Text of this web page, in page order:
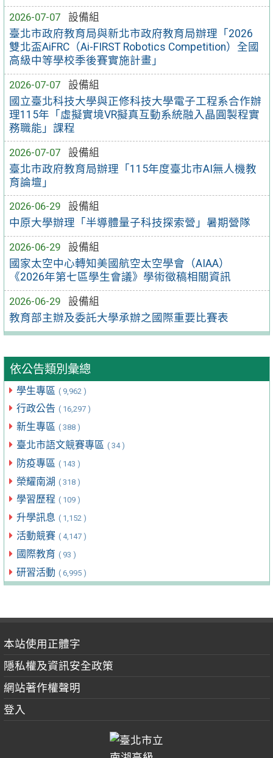
2026-07-07
設備組
臺北市政府教育局與新北市政府教育局辦理「2026
雙北盃AiFRC（Ai-FIRST Robotics Competition）全國
高級中等學校季後賽實施計畫」
2026-07-07
設備組
國立臺北科技大學與正修科技大學電子工程系合作辦
理115年「虛擬實境VR擬真互動系統融入晶圓製程實
務職能」課程
2026-07-07
設備組
臺北市政府教育局辦理「115年度臺北市AI無人機教
育論壇」
2026-06-29
設備組
中原大學辦理「半導體量子科技探索營」暑期營隊
2026-06-29
設備組
國家太空中心轉知美國航空太空學會（AIAA）
《2026年第七區學生會議》學術徵稿相關資訊
2026-06-29
設備組
教育部主辦及委託大學承辦之國際重要比賽表
依公告類別彙總
學生專區 ( 9,962 )
行政公告 ( 16,297 )
新生專區 ( 388 )
臺北市語文競賽專區 ( 34 )
防疫專區 ( 143 )
榮耀南湖 ( 318 )
學習歷程 ( 109 )
升學訊息 ( 1,152 )
活動競賽 ( 4,147 )
國際教育 ( 93 )
研習活動 ( 6,995 )
本站使用正體字
隱私權及資訊安全政策
網站著作權聲明
登入